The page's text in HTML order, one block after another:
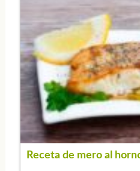
Receta de mero al